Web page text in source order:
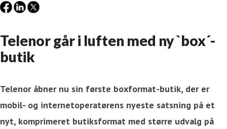
​Telenor går i luften med ny `box´-
butik
Telenor åbner nu sin første boxformat-butik, der er
mobil- og internetoperatørens nyeste satsning på et
nyt, komprimeret butiksformat med større udvalg på